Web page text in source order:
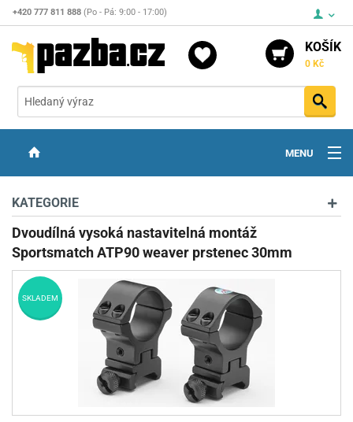
+420 777 811 888 (Po - Pá: 9:00 - 17:00)
KOŠÍK
0 Kč
MENU
OPTIKA
STŘELIVO
PŘÍSLUŠENSTVÍ
DETEKTORY KOVŮ
KATEGORIE
Dvoudílná vysoká nastavitelná montáž
Sportsmatch ATP90 weaver prstenec 30mm
SKLADEM